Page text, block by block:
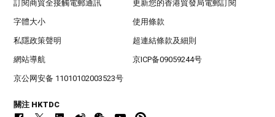
訂閱商貿全接觸電郵通訊 更新您的香港貿發局電郵訂閱
字體大小 使用條款
私隱政策聲明 超連結條款及細則
網站導航 京ICP备09059244号
京公网安备 11010102003523号
關注 HKTDC